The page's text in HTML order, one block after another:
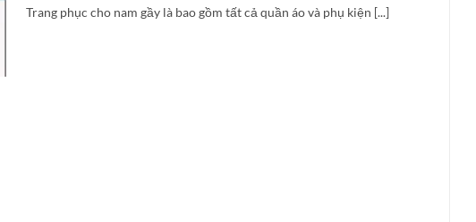
Trang phục cho nam gầy là bao gồm tất cả quần áo và phụ kiện [...]